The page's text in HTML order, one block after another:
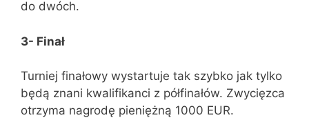
do dwóch.
3- Finał
Turniej finałowy wystartuje tak szybko jak tylko
będą znani kwalifikanci z półfinałów. Zwycięzca
otrzyma nagrodę pieniężną 1000 EUR.